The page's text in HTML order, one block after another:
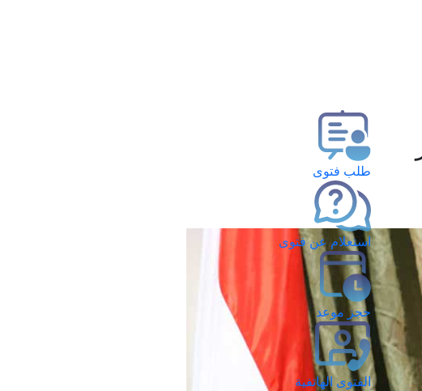
طلب فتوى
استعلام عن فتوى
حجز موعد
الفتوى الهاتفية